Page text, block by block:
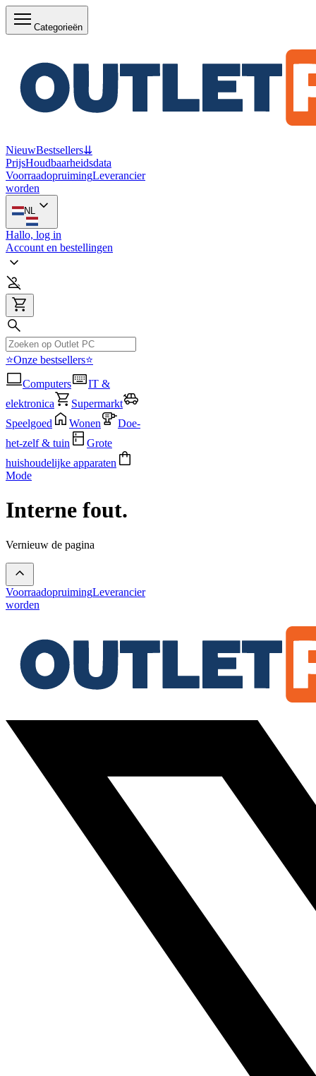
Categorieën
NieuwBestsellers⇊
PrijsHoudbaarheidsdata
VoorraadopruimingLeverancier
worden
NL
Hallo, log in
Account en bestellingen
⭐Onze bestsellers⭐
Computers
IT &
elektronica
Supermarkt
Speelgoed
Wonen
Doe-
het-zelf & tuin
Grote
huishoudelijke apparaten
Mode
Interne fout.
Vernieuw de pagina
VoorraadopruimingLeverancier
worden